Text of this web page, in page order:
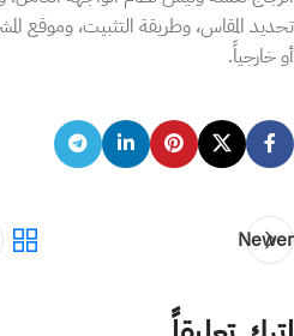
تحديد المقاس، وطريقة التثبيت، وموقع
أو خارجياً.
Newer